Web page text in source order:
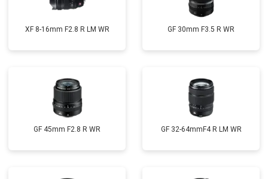
XF 8-16mm F2.8 R LM WR GF 30mm F3.5 R WR
GF 45mm F2.8 R WR GF 32-64mmF4 R LM WR